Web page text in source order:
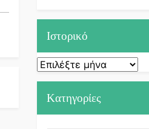
Ιστορικό
Ιστορικό
Kατηγορίες